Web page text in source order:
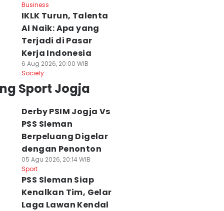
Business
IKLK Turun, Talenta
AI Naik: Apa yang
Terjadi di Pasar
Kerja Indonesia
6 Aug 2026, 20:00 WIB
Society
Sport Jogja
Derby PSIM Jogja Vs
PSS Sleman
Berpeluang Digelar
dengan Penonton
05 Agu 2026, 20:14 WIB
Sport
PSS Sleman Siap
Kenalkan Tim, Gelar
Laga Lawan Kendal